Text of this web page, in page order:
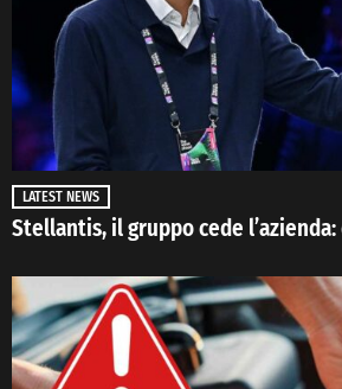
LATEST NEWS
Stellantis, il gruppo cede